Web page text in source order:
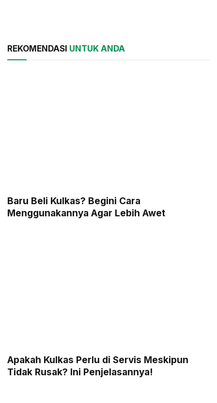
REKOMENDASI UNTUK ANDA
Baru Beli Kulkas? Begini Cara
Menggunakannya Agar Lebih Awet
Apakah Kulkas Perlu di Servis Meskipun
Tidak Rusak? Ini Penjelasannya!